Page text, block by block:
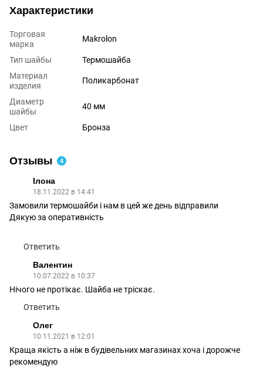
Характеристики
Торговая
марка
Makrolon
Тип шайбы
Термошайба
Материал
изделия
Поликарбонат
Диаметр
шайбы
40 мм
Цвет Бронза
Отзывы 4
Ілона
18.11.2022 в 14:41
Замовили термошайби і нам в цей же день відправили
Дякую за оперативність
Ответить
Валентин
10.07.2022 в 10:37
Нічого не протікає. Шайба не тріскає.
Ответить
Олег
10.11.2021 в 12:01
Краща якість а ніж в будівельних магазинах хоча і дорожче
рекомендую